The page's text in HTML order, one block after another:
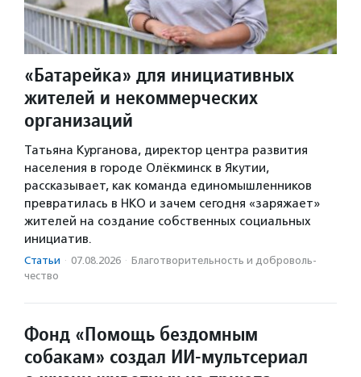
«Батарейка» для инициативных
жителей и некоммерческих
организаций
Татьяна Курганова, директор центра развития
населения в городе Олёкминск в Якутии,
рассказывает, как команда единомышленников
превратилась в НКО и зачем сегодня «заряжает»
жителей на создание собственных социальных
инициатив.
Статьи · 07.08.2026 · Благотвори­тель­ность и доброволь­
чест­во
Фонд «Помощь бездомным
собакам» создал ИИ‑мультсериал